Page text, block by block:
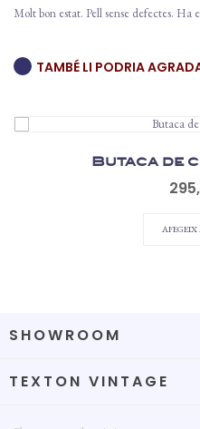
Molt bon estat. Pell sense defectes. Ha
TAMBÉ LI PODRIA
Butaca de
Preu
SHOWROOM
TEXTON VINTAGE